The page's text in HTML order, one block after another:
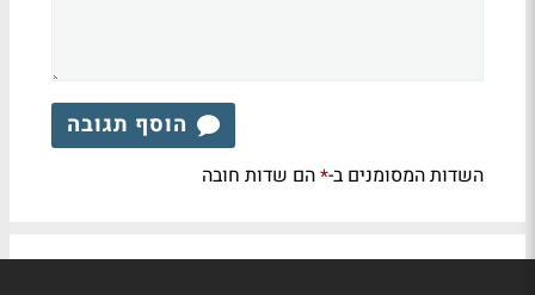
הוסף תגובה
השדות המסומנים ב-*הם שדות חובה